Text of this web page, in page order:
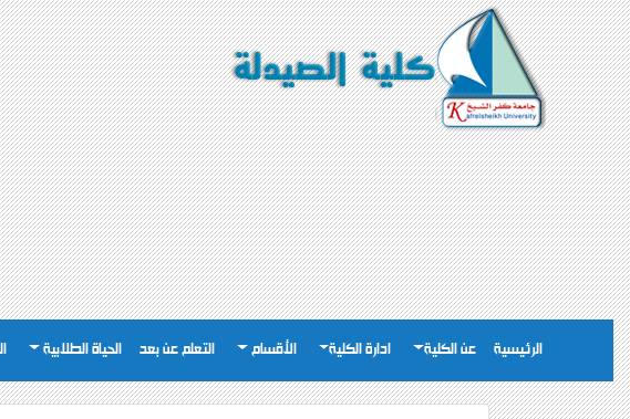
الرئيسية عن الكلية ادارة الكلية الأقسام التعلم عن بعد الحياة الطلابية